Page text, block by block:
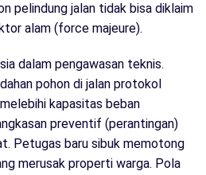
pelindung jalan tidak bisa diklaim
alam (force majeure).
dalam pengawasan teknis.
pohon di jalan protokol
kapasitas beban
preventif (perantingan)
Petugas baru sibuk memotong
merusak properti warga. Pola